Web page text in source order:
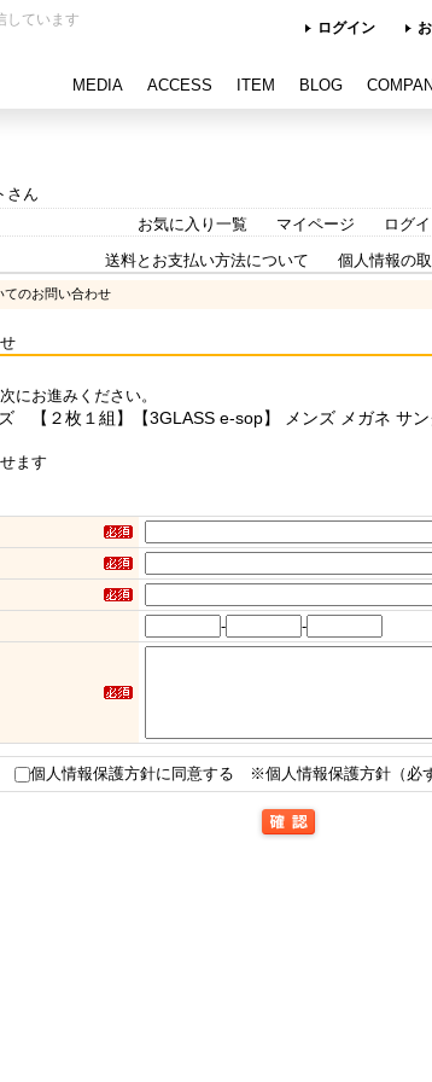
しています ログイン
MEDIA ACCESS ITEM BLOG
さん
お気に入り一覧
マイページ ログ
送料とお支払い方法について
個人情報の
てのお問い合わせ
にお進みください。
【２枚１組】【3GLASS e-sop】 メンズ メガネ サ
ます
- -
個人情報保護方針に同意する ※個人情報保護方針（必